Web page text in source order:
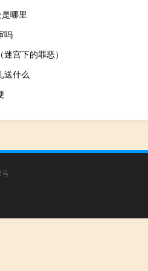
哪里
吗
宫下的罪恶）
送什么